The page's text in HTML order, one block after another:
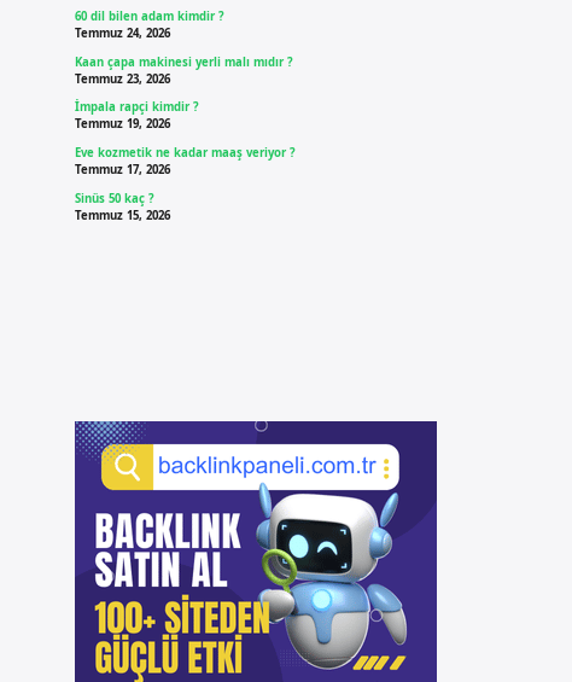
60 dil bilen adam kimdir ?
Temmuz 24, 2026
Kaan çapa makinesi yerli malı mıdır ?
Temmuz 23, 2026
İmpala rapçi kimdir ?
Temmuz 19, 2026
Eve kozmetik ne kadar maaş veriyor ?
Temmuz 17, 2026
Sinüs 50 kaç ?
Temmuz 15, 2026